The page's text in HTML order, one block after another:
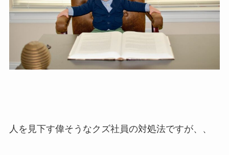
人を見下す偉そうなクズ社員の対処法ですが、、